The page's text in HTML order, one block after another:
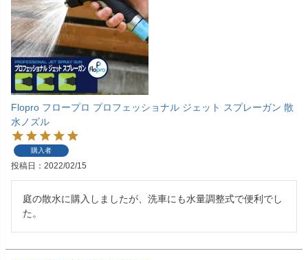
Flopro フロープロ プロフェッショナル ジェット スプレーガン 散
水ノズル
購入者
投稿日 2022/02/15
庭の散水に購入しましたが、洗車にも水量調整式で便利でし
た。